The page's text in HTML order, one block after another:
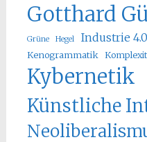
Gotthard
Grüne Hegel Industrie 4.0
Kenogrammatik
Kybernetik
Künstliche